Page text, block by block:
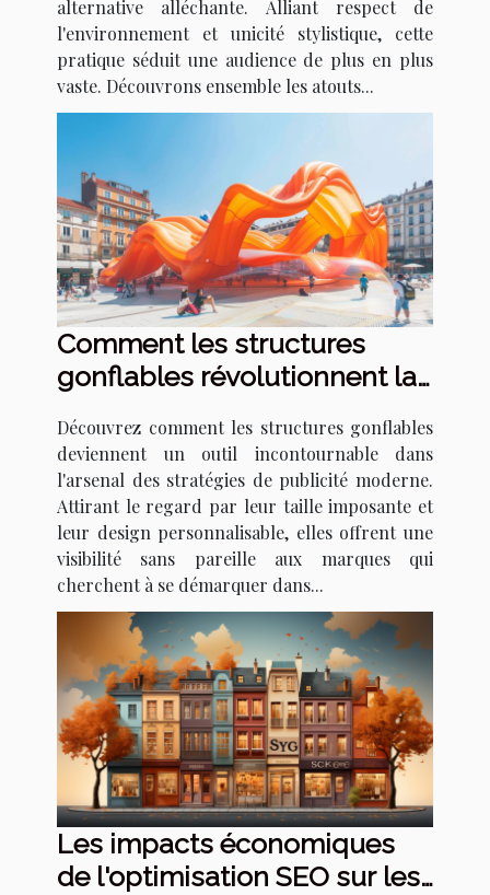
alternative alléchante. Alliant respect de
l'environnement et unicité stylistique, cette
pratique séduit une audience de plus en plus
vaste. Découvrons ensemble les atouts...
Comment les structures
gonflables révolutionnent la
Découvrez comment les structures gonflables
deviennent un outil incontournable dans
l'arsenal des stratégies de publicité moderne.
Attirant le regard par leur taille imposante et
leur design personnalisable, elles offrent une
visibilité sans pareille aux marques qui
cherchent à se démarquer dans...
Les impacts économiques
de l'optimisation SEO sur les